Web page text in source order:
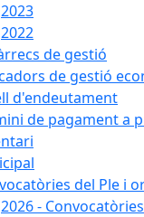
2023
2022
de gestió
de gestió
d'endeutament
de pagament a
del Ple i
2026 - Convocatòries